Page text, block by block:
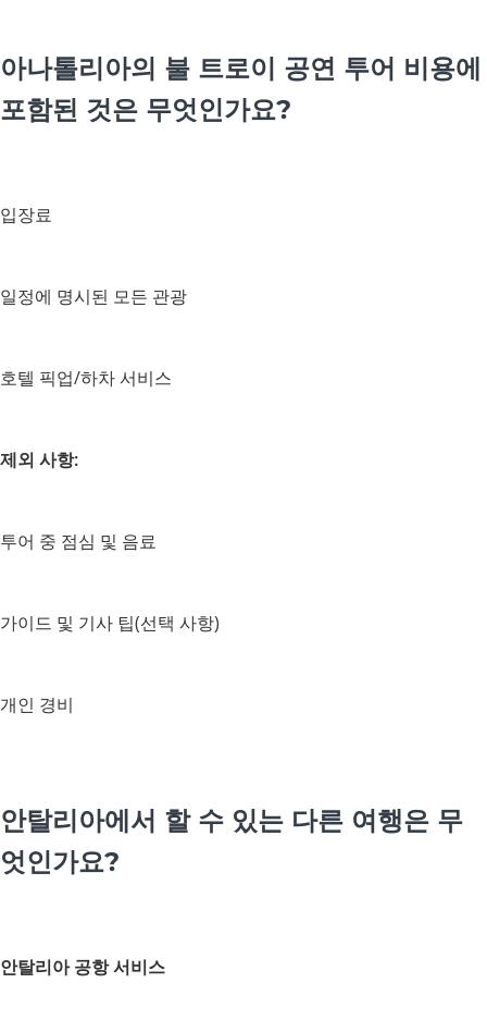
아나톨리아의 불 트로이 공연 투어 비용에
포함된 것은 무엇인가요?
입장료
일정에 명시된 모든 관광
호텔 픽업/하차 서비스
제외 사항:
투어 중 점심 및 음료
가이드 및 기사 팁(선택 사항)
개인 경비
안탈리아에서 할 수 있는 다른 여행은 무
엇인가요?
안탈리아 공항 서비스